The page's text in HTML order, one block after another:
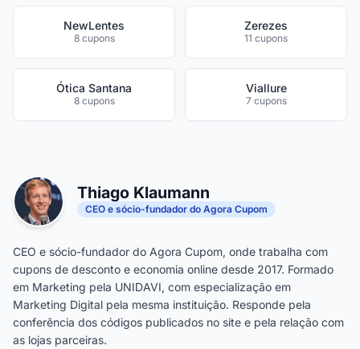
NewLentes
8 cupons
Zerezes
11 cupons
Ótica Santana
8 cupons
Viallure
7 cupons
Thiago Klaumann
CEO e sócio-fundador do Agora Cupom
CEO e sócio-fundador do Agora Cupom, onde trabalha com
cupons de desconto e economia online desde 2017. Formado
em Marketing pela UNIDAVI, com especialização em
Marketing Digital pela mesma instituição. Responde pela
conferência dos códigos publicados no site e pela relação com
as lojas parceiras.